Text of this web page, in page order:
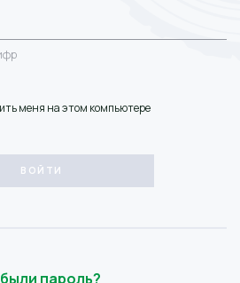
меня на этом компьютере
пароль?